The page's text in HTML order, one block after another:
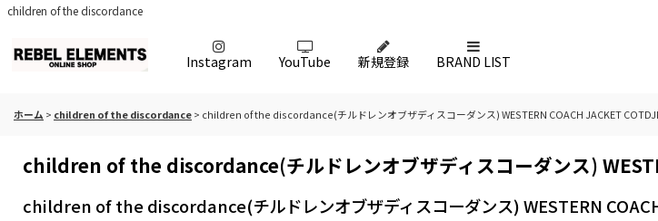
children of the discordance
Instagram YouTube 新規登録 BRAND LIST
ホーム > children of the discordance> children of the discordance(チルドレンオブザディスコーダンス) WESTERN COACH JACKET
children of the discordance(チルドレンオブザディスコーダンス)
children of the discordance(チルドレンオブザディスコーダンス) WESTERN